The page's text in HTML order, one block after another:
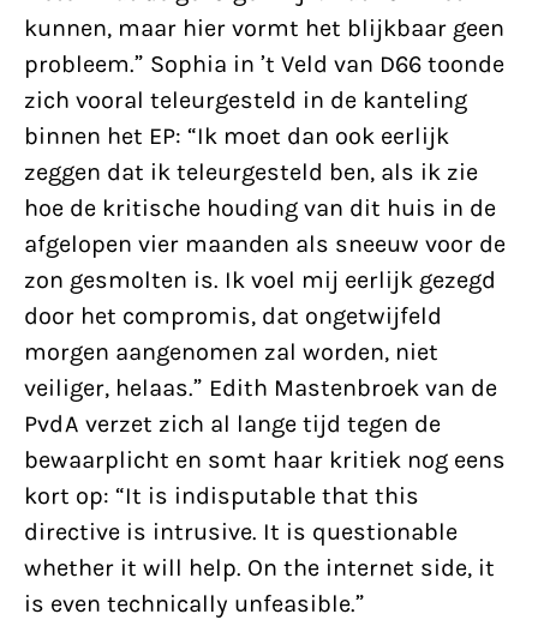
kunnen, maar hier vormt het blijkbaar geen
probleem.” Sophia in ’t Veld van D66 toonde
zich vooral teleurgesteld in de kanteling
binnen het EP: “Ik moet dan ook eerlijk
zeggen dat ik teleurgesteld ben, als ik zie
hoe de kritische houding van dit huis in de
afgelopen vier maanden als sneeuw voor de
zon gesmolten is. Ik voel mij eerlijk gezegd
door het compromis, dat ongetwijfeld
morgen aangenomen zal worden, niet
veiliger, helaas.” Edith Mastenbroek van de
PvdA verzet zich al lange tijd tegen de
bewaarplicht en somt haar kritiek nog eens
kort op: “It is indisputable that this
directive is intrusive. It is questionable
whether it will help. On the internet side, it
is even technically unfeasible.”